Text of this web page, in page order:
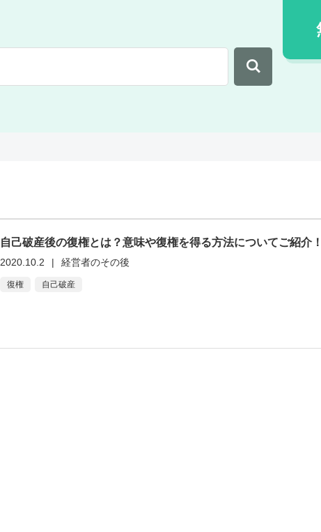
自己破産後の復権とは？意味や復権を得る方法についてご紹介！
2020.10.2 | 経営者のその後
復権 自己破産